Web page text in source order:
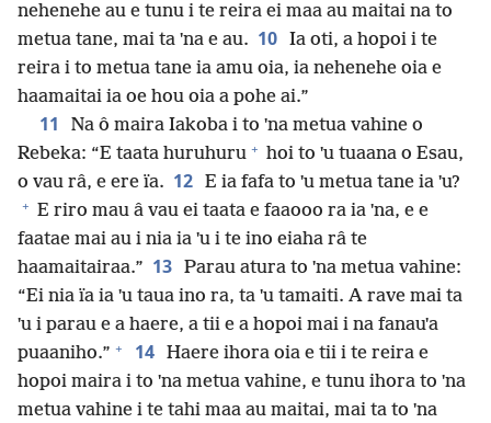
nehenehe au e tunu i te reira ei maa au maitai na to
metua tane, mai ta ˈna e au. 10 Ia oti, a hopoi i te
reira i to metua tane ia amu oia, ia nehenehe oia e
haamaitai ia oe hou oia a pohe ai.”
11
Na ô maira Iakoba i to ˈna metua vahine o
Rebeka: “E taata huruhuru + hoi to ˈu tuaana o Esau,
o vau râ, e ere ïa. 12 E ia fafa to ˈu metua tane ia ˈu?
+ E riro mau â vau ei taata e faaooo ra ia ˈna, e e
faatae mai au i nia ia ˈu i te ino eiaha râ te
haamaitairaa.” 13 Parau atura to ˈna metua vahine:
“Ei nia ïa ia ˈu taua ino ra, ta ˈu tamaiti. A rave mai ta
ˈu i parau e a haere, a tii e a hopoi mai i na fanauˈa
puaaniho.” + 14 Haere ihora oia e tii i te reira e
hopoi maira i to ˈna metua vahine, e tunu ihora to ˈna
metua vahine i te tahi maa au maitai, mai ta to ˈna